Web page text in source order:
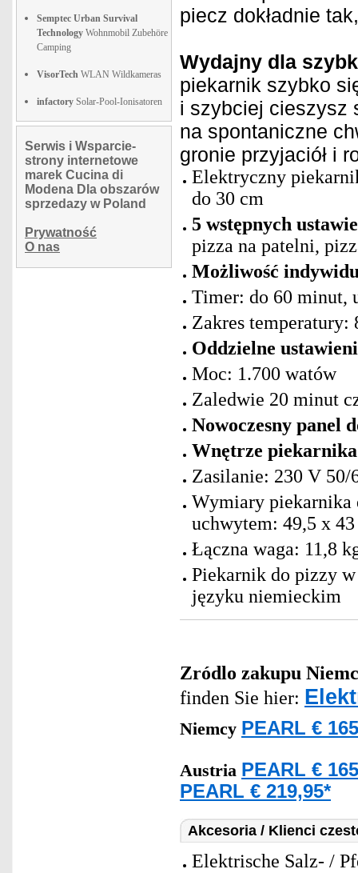
Semptec Urban Survival
Technology Wohnmobil Zubehöre
Camping
VisorTech WLAN Wildkameras
infactory Solar-Pool-Ionisatoren
Serwis i Wsparcie-
strony internetowe
marek Cucina di
Modena Dla obszarów
sprzedazy w Poland
Prywatność
O nas
piecz dokładnie
Wydajny dla
piekarnik szybko
i szybciej cieszysz
na spontaniczne
gronie przyjaciół i
Elektryczny
do 30 cm
5 wstępnych
pizza na patelni,
Możliwość
Timer: do 60 minut,
Zakres temperatury:
Oddzielne
Moc: 1.700 watów
Zaledwie 20 minut
Nowoczesny panel
Wnętrze
Zasilanie: 230 V 50/
Wymiary piekarnika
uchwytem: 49,5 x
Łączna waga: 11,8
Piekarnik do pizzy
języku niemieckim
Zródlo zakupu
finden Sie hier:
Niemcy PEARL €
Austria PEARL €
PEARL € 219,95*
Akcesoria / Klienci
Elektrische Salz- /